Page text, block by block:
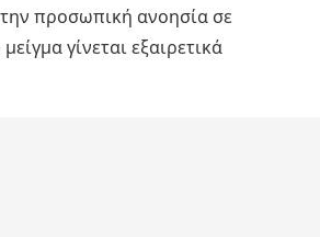
προσωπική ανοησία σε
γίνεται εξαιρετικά